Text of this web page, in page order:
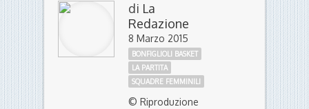
di La
Redazione
8 Marzo 2015
BONFIGLIOLI BASKET
LA PARTITA
SQUADRE FEMMINILI
© Riproduzione